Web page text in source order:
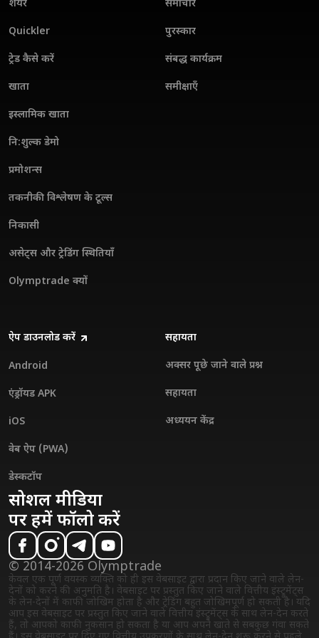
शेयर
Quickler
ट्रेड कैसे करें
खाता
इस्लामिक खाता
नि:शुल्क डेमो
प्रमोशन्स
तकनीकी विश्लेषण के टूल्स
निकासी
असेट्स और ट्रेडिंग स्थितियाँ
Olymptrade क्यों
समाचार
पुरस्कार
संबद्ध कार्यक्रम
समीक्षाएँ
ऐप डाउनलोड करें
Android
एंड्रॉयड APK
iOS
वेब ऐप (PWA)
डेस्कटॉप
सहायता
अक्सर पूछे जाने वाले प्रश्न
सहायता
अध्ययन केंद्र
सोशल मीडिया
पर हमें फॉलो करें
© 2014-2026 Olymptrade
केवल एक पूर्ण वयस्क व्यक्ति को ही इस वेबसाइट द्वारा प्रदान किए जाने वाले लेन-
देनों को करने की अनुमति है। वेबसाइट पर प्रस्तुत किए जाने वाले वित्तीय इंस्ट्रुमेंट्स
के लेन-देनों में काफी जोखिम होता है और ट्रेडिंग बहुत जोखिमपूर्ण हो सकती है। यदि
आप इस वेबसाइट पर प्रस्तुत किए जाने वाले वित्तीय इंस्ट्रुमेंट्स के साथ लेन-देन करते
हैं, तो आपको काफी नुकसान हो सकता है या आप अपने खाते से सबकुछ गंवा सकते